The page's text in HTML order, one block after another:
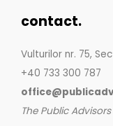
contact.
Vulturilor nr. 75,
+40 733 300 787
The Public Advisors